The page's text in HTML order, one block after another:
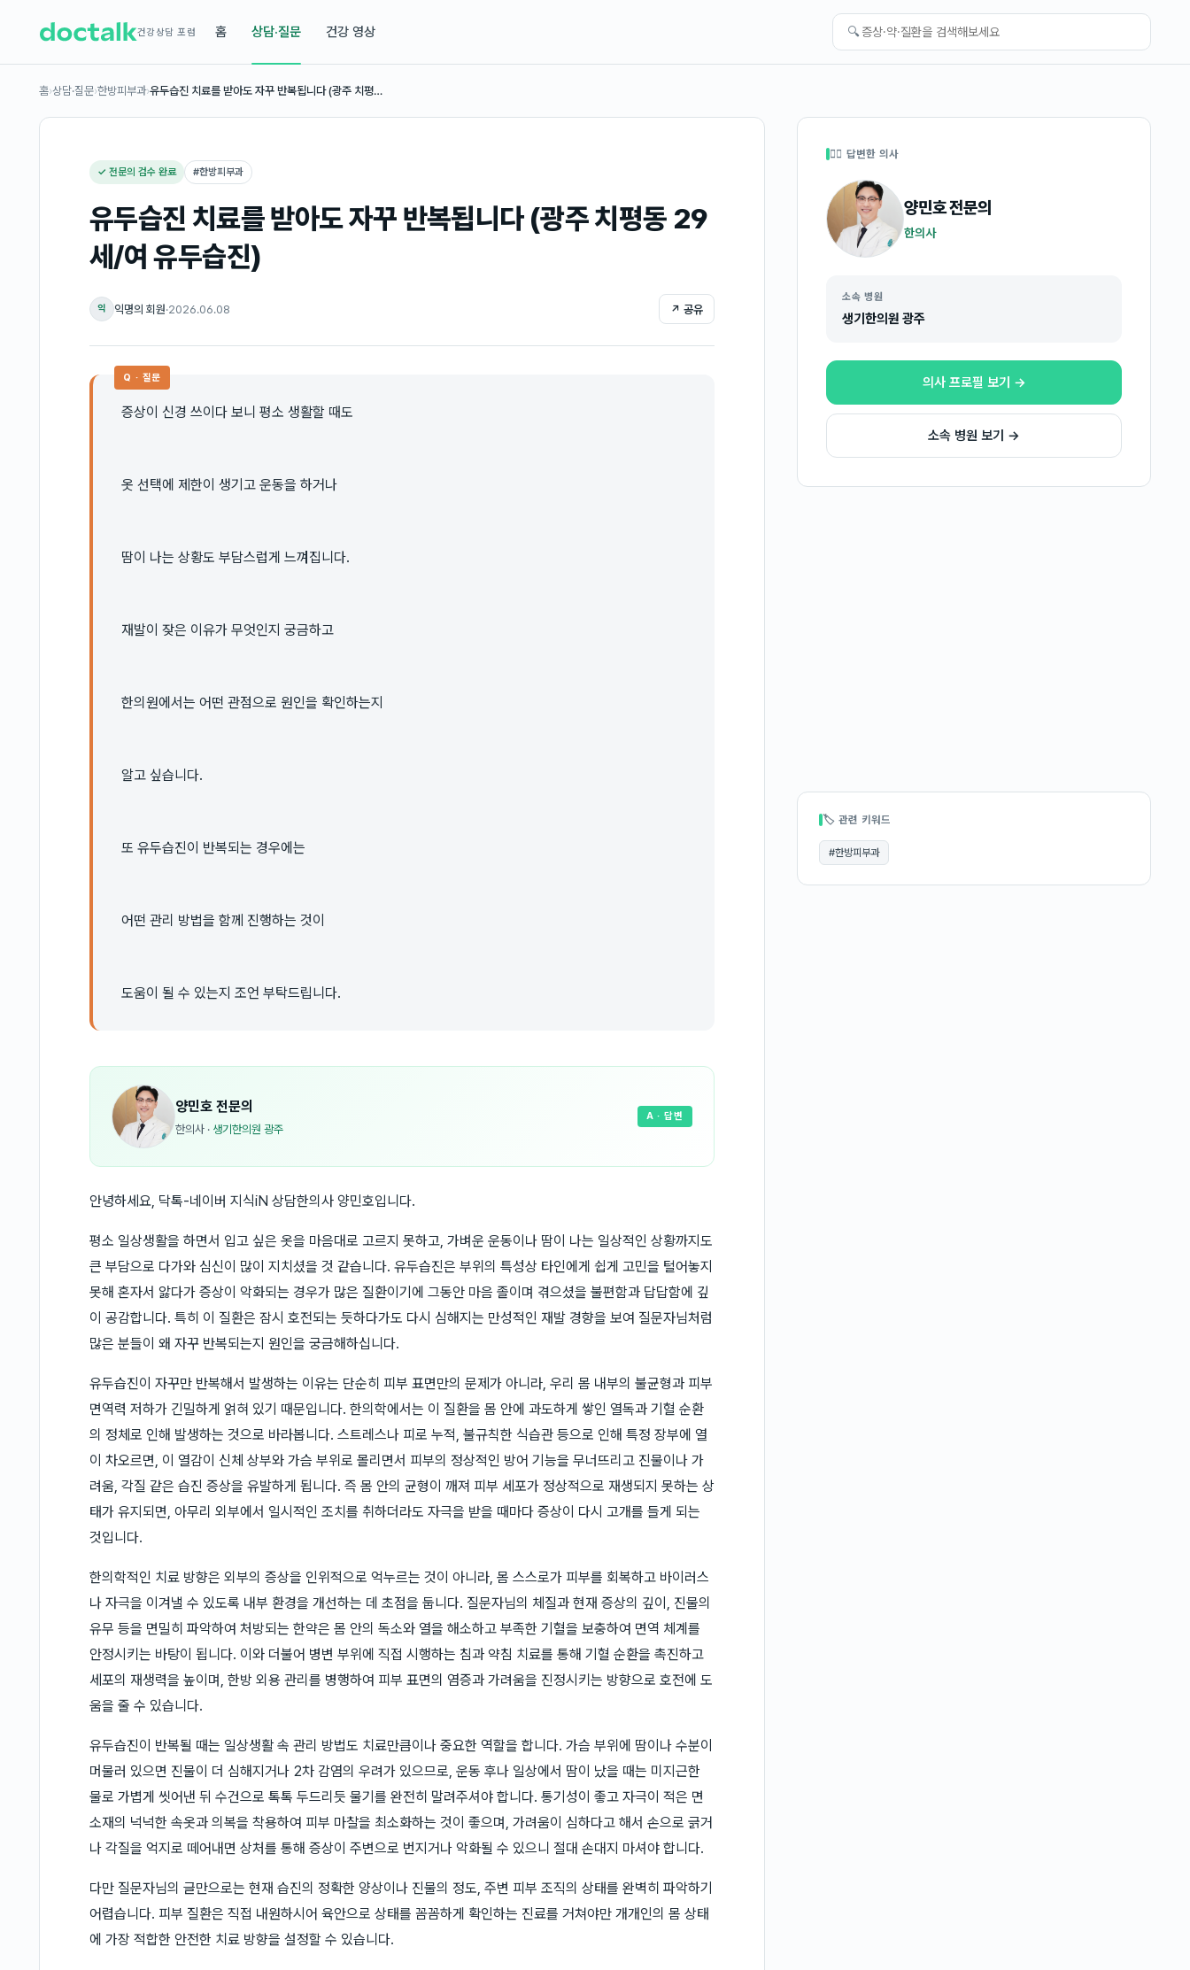
건강상담 포럼 홈 상담·질문 건강 영상 🔍
홈›상담·질문›한방피부과›유두습진 치료를 받아도 자꾸 반복됩니다 (광주 치평…
✓ 전문의 검수 완료 #한방피부과
유두습진 치료를 받아도 자꾸 반복됩니다 (광주 치평동 29
세/여 유두습진)
익 익명의 회원·2026.06.08 ↗ 공유
Q · 질문
증상이 신경 쓰이다 보니 평소 생활할 때도
옷 선택에 제한이 생기고 운동을 하거나
땀이 나는 상황도 부담스럽게 느껴집니다.
재발이 잦은 이유가 무엇인지 궁금하고
한의원에서는 어떤 관점으로 원인을 확인하는지
알고 싶습니다.
또 유두습진이 반복되는 경우에는
어떤 관리 방법을 함께 진행하는 것이
도움이 될 수 있는지 조언 부탁드립니다.
양민호 전문의
한의사 · 생기한의원 광주
A · 답변
안녕하세요, 닥톡-네이버 지식iN 상담한의사 양민호입니다.
평소 일상생활을 하면서 입고 싶은 옷을 마음대로 고르지 못하고, 가벼운 운동이나 땀이 나는 일상적인 상황까지도
큰 부담으로 다가와 심신이 많이 지치셨을 것 같습니다. 유두습진은 부위의 특성상 타인에게 쉽게 고민을 털어놓지
못해 혼자서 앓다가 증상이 악화되는 경우가 많은 질환이기에 그동안 마음 졸이며 겪으셨을 불편함과 답답함에 깊
이 공감합니다. 특히 이 질환은 잠시 호전되는 듯하다가도 다시 심해지는 만성적인 재발 경향을 보여 질문자님처럼
많은 분들이 왜 자꾸 반복되는지 원인을 궁금해하십니다.
유두습진이 자꾸만 반복해서 발생하는 이유는 단순히 피부 표면만의 문제가 아니라, 우리 몸 내부의 불균형과 피부
면역력 저하가 긴밀하게 얽혀 있기 때문입니다. 한의학에서는 이 질환을 몸 안에 과도하게 쌓인 열독과 기혈 순환
의 정체로 인해 발생하는 것으로 바라봅니다. 스트레스나 피로 누적, 불규칙한 식습관 등으로 인해 특정 장부에 열
이 차오르면, 이 열감이 신체 상부와 가슴 부위로 몰리면서 피부의 정상적인 방어 기능을 무너뜨리고 진물이나 가
려움, 각질 같은 습진 증상을 유발하게 됩니다. 즉 몸 안의 균형이 깨져 피부 세포가 정상적으로 재생되지 못하는 상
태가 유지되면, 아무리 외부에서 일시적인 조치를 취하더라도 자극을 받을 때마다 증상이 다시 고개를 들게 되는
것입니다.
한의학적인 치료 방향은 외부의 증상을 인위적으로 억누르는 것이 아니라, 몸 스스로가 피부를 회복하고 바이러스
나 자극을 이겨낼 수 있도록 내부 환경을 개선하는 데 초점을 둡니다. 질문자님의 체질과 현재 증상의 깊이, 진물의
유무 등을 면밀히 파악하여 처방되는 한약은 몸 안의 독소와 열을 해소하고 부족한 기혈을 보충하여 면역 체계를
안정시키는 바탕이 됩니다. 이와 더불어 병변 부위에 직접 시행하는 침과 약침 치료를 통해 기혈 순환을 촉진하고
세포의 재생력을 높이며, 한방 외용 관리를 병행하여 피부 표면의 염증과 가려움을 진정시키는 방향으로 호전에 도
움을 줄 수 있습니다.
유두습진이 반복될 때는 일상생활 속 관리 방법도 치료만큼이나 중요한 역할을 합니다. 가슴 부위에 땀이나 수분이
머물러 있으면 진물이 더 심해지거나 2차 감염의 우려가 있으므로, 운동 후나 일상에서 땀이 났을 때는 미지근한
물로 가볍게 씻어낸 뒤 수건으로 톡톡 두드리듯 물기를 완전히 말려주셔야 합니다. 통기성이 좋고 자극이 적은 면
소재의 넉넉한 속옷과 의복을 착용하여 피부 마찰을 최소화하는 것이 좋으며, 가려움이 심하다고 해서 손으로 긁거
나 각질을 억지로 떼어내면 상처를 통해 증상이 주변으로 번지거나 악화될 수 있으니 절대 손대지 마셔야 합니다.
다만 질문자님의 글만으로는 현재 습진의 정확한 양상이나 진물의 정도, 주변 피부 조직의 상태를 완벽히 파악하기
어렵습니다. 피부 질환은 직접 내원하시어 육안으로 상태를 꼼꼼하게 확인하는 진료를 거쳐야만 개개인의 몸 상태
에 가장 적합한 안전한 치료 방향을 설정할 수 있습니다.
👩‍⚕️ 답변한 의사
양민호전문의
한의사
소속 병원
생기한의원 광주
의사 프로필 보기 →
소속 병원 보기 →
🏷 관련 키워드
#한방피부과